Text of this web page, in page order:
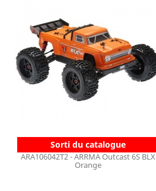
Sorti du catalogue
ARA106042T2 - ARRMA Outcast 6S BLX
Orange